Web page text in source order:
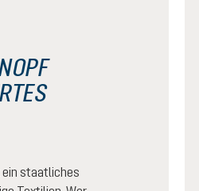
staatliches